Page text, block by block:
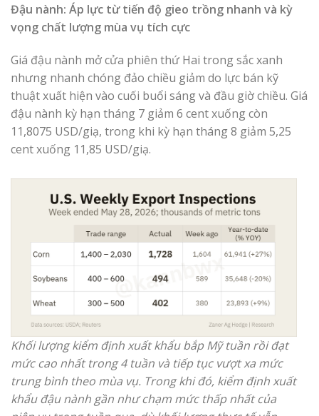
Đậu nành: Áp lực từ tiến độ gieo trồng nhanh và kỳ
vọng chất lượng mùa vụ tích cực
Giá đậu nành mở cửa phiên thứ Hai trong sắc xanh
nhưng nhanh chóng đảo chiều giảm do lực bán kỹ
thuật xuất hiện vào cuối buổi sáng và đầu giờ chiều. Giá
đậu nành kỳ hạn tháng 7 giảm 6 cent xuống còn
11,8075 USD/giạ, trong khi kỳ hạn tháng 8 giảm 5,25
cent xuống 11,85 USD/giạ.
Khối lượng kiểm định xuất khẩu bắp Mỹ tuần rồi đạt
mức cao nhất trong 4 tuần và tiếp tục vượt xa mức
trung bình theo mùa vụ. Trong khi đó, kiểm định xuất
khẩu đậu nành gần như chạm mức thấp nhất của